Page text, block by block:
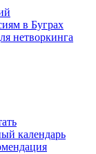
в Буграх
нетворкинга
календарь